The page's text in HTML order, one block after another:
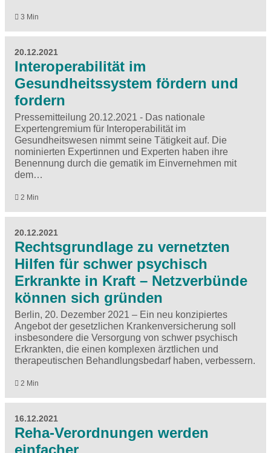
3 Min
20.12.2021
Interoperabilität im
Gesundheitssystem fördern und
fordern
Pressemitteilung 20.12.2021 - Das nationale
Expertengremium für Interoperabilität im
Gesundheitswesen nimmt seine Tätigkeit auf. Die
nominierten Expertinnen und Experten haben ihre
Benennung durch die gematik im Einvernehmen mit
dem…
2 Min
20.12.2021
Rechtsgrundlage zu vernetzten
Hilfen für schwer psychisch
Erkrankte in Kraft – Netzverbünde
können sich gründen
Berlin, 20. Dezember 2021 – Ein neu konzipiertes
Angebot der gesetzlichen Krankenversicherung soll
insbesondere die Versorgung von schwer psychisch
Erkrankten, die einen komplexen ärztlichen und
therapeutischen Behandlungsbedarf haben, verbessern.
2 Min
16.12.2021
Reha-Verordnungen werden
einfacher